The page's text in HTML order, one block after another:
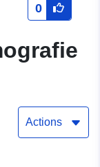
0
Actions